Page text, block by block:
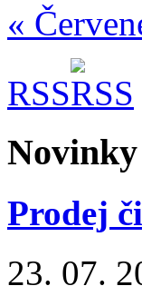
«
RSS
Novinky
Prodej
23. 07.